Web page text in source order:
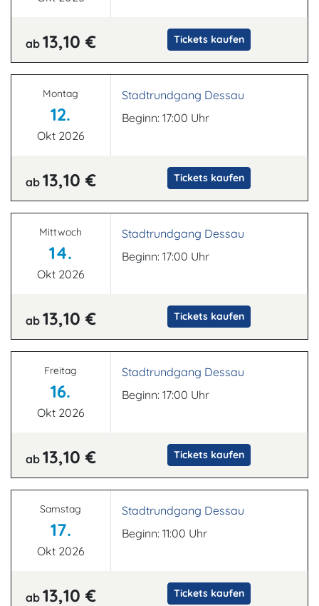
ab 13,10 € Tickets kaufen
Montag
12.
Okt 2026
Stadtrundgang Dessau
Beginn: 17:00 Uhr
ab 13,10 € Tickets kaufen
Mittwoch
14.
Okt 2026
Stadtrundgang Dessau
Beginn: 17:00 Uhr
ab 13,10 € Tickets kaufen
Freitag
16.
Okt 2026
Stadtrundgang Dessau
Beginn: 17:00 Uhr
ab 13,10 € Tickets kaufen
Samstag
17.
Okt 2026
Stadtrundgang Dessau
Beginn: 11:00 Uhr
ab 13,10 € Tickets kaufen